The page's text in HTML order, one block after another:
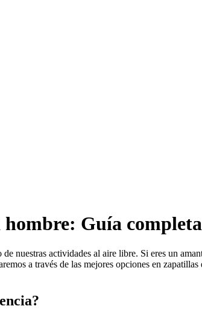
Guía completa
nuestras actividades al aire libre. Si eres un
a través de las mejores opciones en